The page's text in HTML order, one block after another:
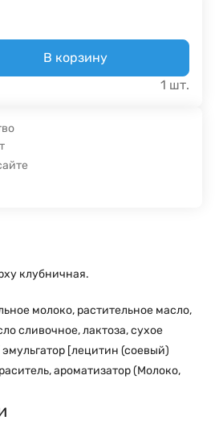
В корзину
1 шт.
клубничная.
молоко, растительное масло,
сливочное, лактоза, сухое
[лецитин (соевый)
ароматизатор (Молоко,